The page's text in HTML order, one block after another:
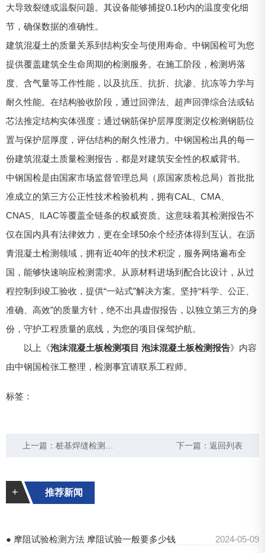
大导致裂缝或温裂问题。其设备能够捕捉0.1秒内的温度变化细
节，确保数据的准确性。
建筑混凝土的质量关系到结构安全与使用寿命。中钢国检可为您
提供覆盖建筑全生命周期的检测服务。在施工阶段，检测坍落
度、含气量等工作性能，以及抗压、抗折、抗渗、抗冻等力学与
耐久性能。在结构验收阶段，通过回弹法、超声回弹综合法或钻
芯法推定结构实体强度；通过钢筋保护层厚度测定仪检测钢筋位
置与保护层厚度，评估结构的耐久性潜力。中钢国检出具的每一
份建筑混凝土质量检测报告，都是对建筑安全性的权威背书。
中钢国检是由国家市场监督管理总局（原国家质检总局）首批批
准成立的第三方公正性技术检验机构，拥有CAL、CMA、
CNAS、ILAC等覆盖全链条的权威资质。这意味着其检测报告不
仅在国内具有法律效力，更在全球50余个经济体得到互认。在沥
青混凝土检测领域，拥有近40年的技术积淀，服务网络遍布全
国，能够快速响应检测需求。从原材料进场到配合比设计，从过
程控制到竣工验收，提供“一站式”解决方案。坚持“科学、公正、
准确、高效”的质量方针，绝不出具虚假报告，以独立第三方的身
份，守护工程质量的底线，为您的项目保驾护航。
以上《泡沫混凝土板检测项目 泡沫混凝土板检测报告》内容
由中钢国检张工整理，检测事宜请联系工程师。
标签：
上一篇：桩基焊缝检测规范 桩基焊缝检测价格 下一篇： 返回列表
+ 推荐新闻
● 摩阻试验检测方法 摩阻试验一般要多少钱 2024-05-09